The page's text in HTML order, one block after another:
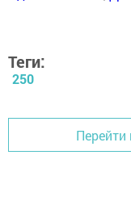
Теги:
250
Перейти